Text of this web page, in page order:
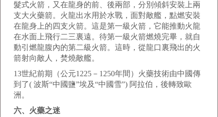
髮式火箭，又在龍身的前、後兩部，分別傾斜安裝上兩
支大火藥箭。火龍出水用於水戰，面對敵艦，點燃安裝
在龍身上的四支火箭。這是第一級火箭，它能推動火龍
在水面上飛行二三裏遠。待第一級火箭燃燒完畢，就自
動引燃龍腹內的第二級火箭。這時，從龍口裏飛出的火
箭射向敵人，焚燒敵艦。
13世紀前期（公元1225－1250年間）火藥技術由中國傳
到了( 波斯“中國鹽”埃及“中國雪”) 阿拉伯，後轉致歐
洲。
六、火藥之迷